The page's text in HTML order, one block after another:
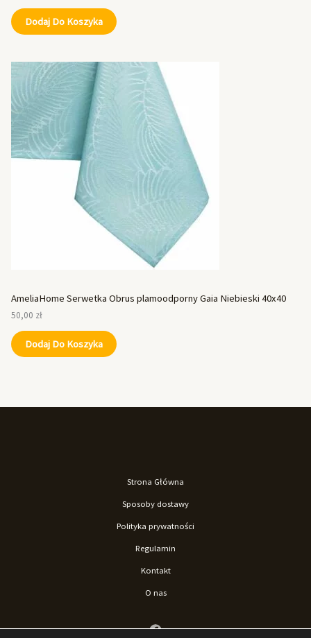
Dodaj Do Koszyka
AmeliaHome Serwetka Obrus plamoodporny Gaia Niebieski 40x40
50,00 zł
Dodaj Do Koszyka
Strona Główna
Sposoby dostawy
Polityka prywatności
Regulamin
Kontakt
O nas